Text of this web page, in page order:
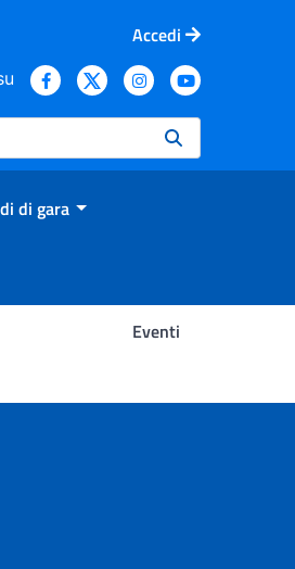
Accedi
di gara
Eventi